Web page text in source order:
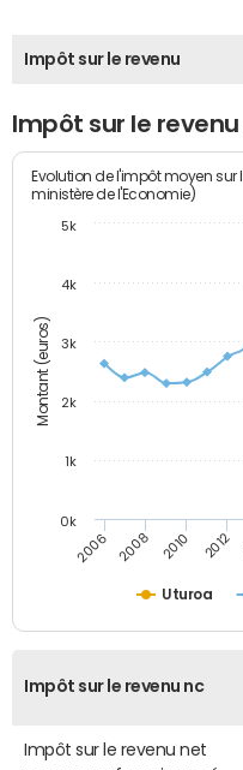
Impôt sur le revenu
Impôt sur le
Montant (euros)
Evolution de l'impôt moyen sur
ministère de l'Economie)
Uturoa
2006 2008 2010 2012
0k
1k
2k
3k
4k
5k
Impôt sur le revenu nc
Impôt sur le revenu net